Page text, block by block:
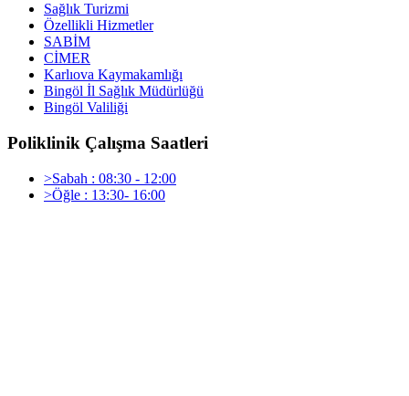
Sağlık Turizmi
Özellikli Hizmetler
SABİM
CİMER
Karlıova Kaymakamlığı
Bingöl İl Sağlık Müdürlüğü
Bingöl Valiliği
Poliklinik Çalışma Saatleri
>Sabah : 08:30 - 12:00
>Öğle : 13:30- 16:00